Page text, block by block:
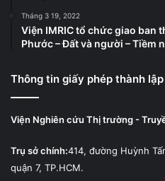
Tháng 3 19, 2022
Viện IMRIC tổ chức giao ban
Phước – Đất và người – Tiềm
Thông tin giấy phép thành
Viện Nghiên cứu Thị trường -
Trụ sở chính:414, đường Huỳnh
quận 7, TP.HCM.